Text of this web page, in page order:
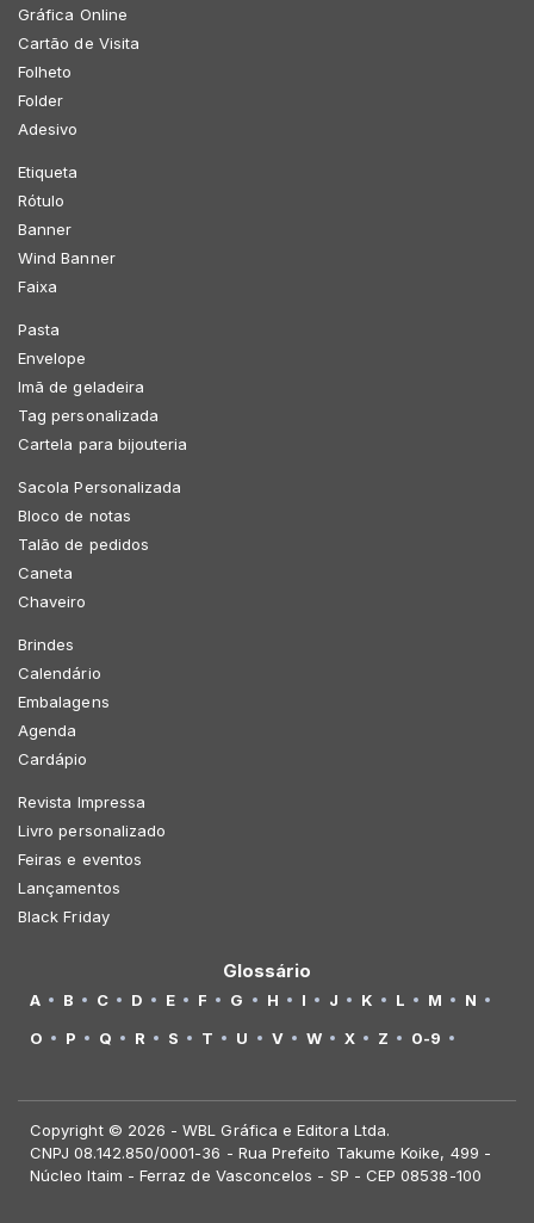
Gráfica Online
Cartão de Visita
Folheto
Folder
Adesivo
Etiqueta
Rótulo
Banner
Wind Banner
Faixa
Pasta
Envelope
Imã de geladeira
Tag personalizada
Cartela para bijouteria
Sacola Personalizada
Bloco de notas
Talão de pedidos
Caneta
Chaveiro
Brindes
Calendário
Embalagens
Agenda
Cardápio
Revista Impressa
Livro personalizado
Feiras e eventos
Lançamentos
Black Friday
Glossário
A B C D E F G H I J K L M
N
O
P Q R S T U V W X Z 0-9
Copyright © 2026 - WBL Gráfica e Editora Ltda.
CNPJ 08.142.850/0001-36 - Rua Prefeito Takume Koike, 499 -
Núcleo Itaim - Ferraz de Vasconcelos - SP - CEP 08538-100